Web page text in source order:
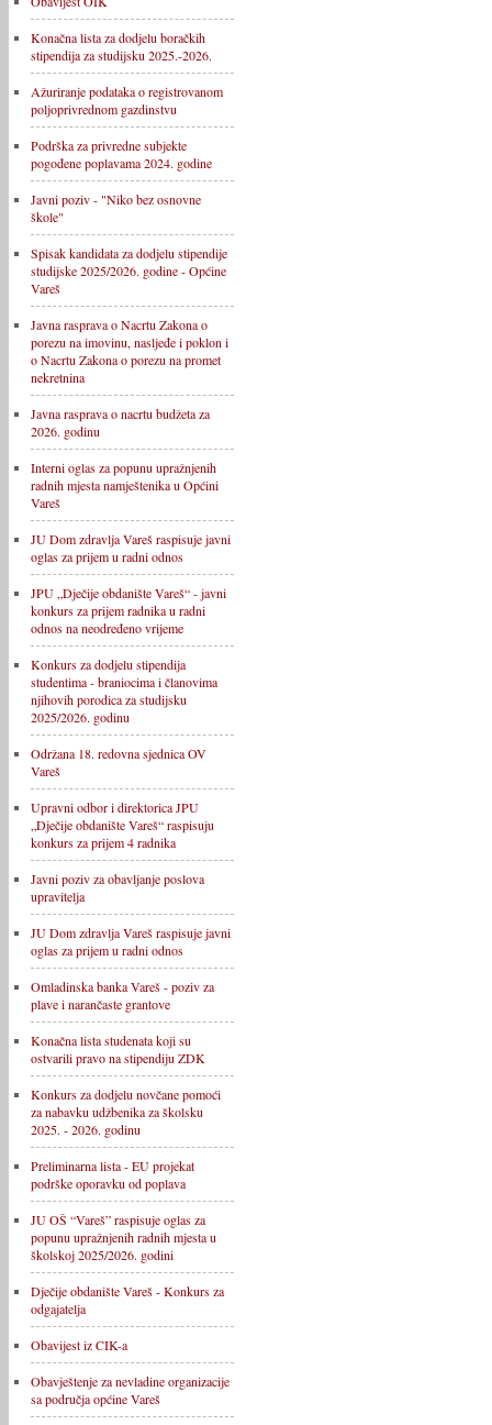
Konačna lista za dodjelu boračkih
stipendija za studijsku 2025.-2026.
Ažuriranje podataka o registrovanom
poljoprivrednom gazdinstvu
Podrška za privredne subjekte
pogođene poplavama 2024. godine
Javni poziv - "Niko bez osnovne
škole"
Spisak kandidata za dodjelu stipendije
studijske 2025/2026. godine - Općine
Vareš
Javna rasprava o Nacrtu Zakona o
porezu na imovinu, nasljeđe i poklon i
o Nacrtu Zakona o porezu na promet
nekretnina
Javna rasprava o nacrtu budžeta za
2026. godinu
Interni oglas za popunu upražnjenih
radnih mjesta namještenika u Općini
Vareš
JU Dom zdravlja Vareš raspisuje javni
oglas za prijem u radni odnos
JPU „Dječije obdanište Vareš“ - javni
konkurs za prijem radnika u radni
odnos na neodređeno vrijeme
Konkurs za dodjelu stipendija
studentima - braniocima i članovima
njihovih porodica za studijsku
2025/2026. godinu
Održana 18. redovna sjednica OV
Vareš
Upravni odbor i direktorica JPU
„Dječije obdanište Vareš“ raspisuju
konkurs za prijem 4 radnika
Javni poziv za obavljanje poslova
upravitelja
JU Dom zdravlja Vareš raspisuje javni
oglas za prijem u radni odnos
Omladinska banka Vareš - poziv za
plave i narančaste grantove
Konačna lista studenata koji su
ostvarili pravo na stipendiju ZDK
Konkurs za dodjelu novčane pomoći
za nabavku udžbenika za školsku
2025. - 2026. godinu
Preliminarna lista - EU projekat
podrške oporavku od poplava
JU OŠ “Vareš” raspisuje oglas za
popunu upražnjenih radnih mjesta u
školskoj 2025/2026. godini
Dječije obdanište Vareš - Konkurs za
odgajatelja
Obavijest iz CIK-a
Obavještenje za nevladine organizacije
sa područja općine Vareš